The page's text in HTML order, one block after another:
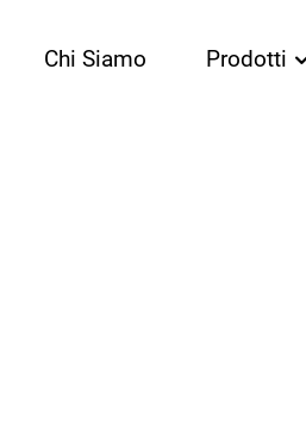
Chi Siamo Prodotti